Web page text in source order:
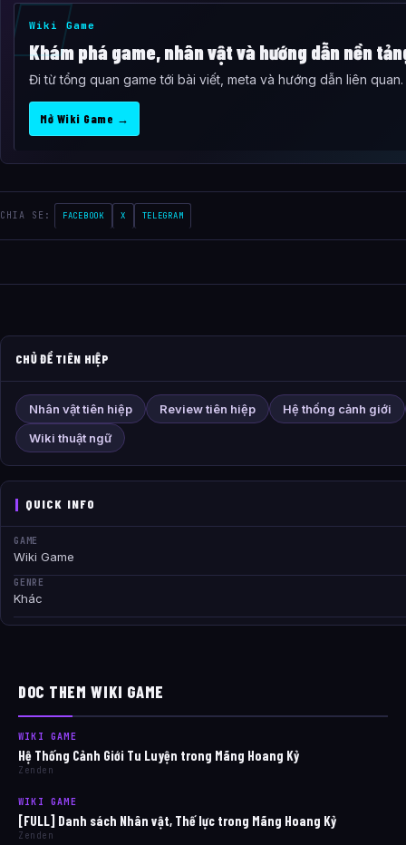
Wiki Game
Khám phá game, nhân vật và hướng dẫn nền
Đi từ tổng quan game tới bài viết, meta và hướng dẫn liên quan.
Mở Wiki Game →
CHIA SE: FACEBOOK X TELEGRAM
CHỦ ĐỀ TIÊN HIỆP
Nhân vật tiên hiệp Review tiên hiệp
Hệ thống cảnh giới
Wiki thuật ngữ
QUICK INFO
GAME
Wiki Game
GENRE
Khác
DOC THEM WIKI GAME
WIKI GAME
Hệ Thống Cảnh Giới Tu Luyện trong Mãng Hoang Kỷ
Zenden
WIKI GAME
[FULL] Danh sách Nhân vật, Thế lực trong Mãng Hoang Kỷ
Zenden